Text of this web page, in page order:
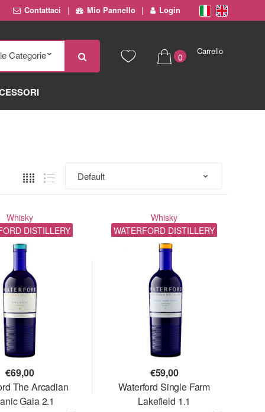
Contattaci Mio Pannello Login
0
Carrello
Whisky
DISTILLERY
€69,00
The Arcadian
Gaia 2.1
Whisky
WATERFORD DISTILLERY
€59,00
Waterford Single Farm
Lakefield 1.1